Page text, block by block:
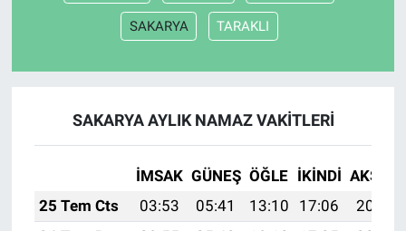
SAKARYA TARAKLI
SAKARYA AYLIK NAMAZ VAKITLERI
İMSAK GÜNEŞ ÖĞLE İKINDI AKŞAM
25 Tem Cts
03:53 05:41 13:10 17:06
20:29